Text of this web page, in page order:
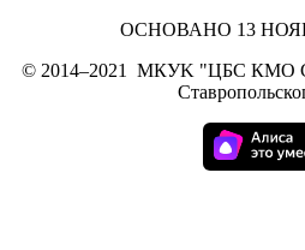
ОСНОВАНО 13
© 2014–2021
МКУK "ЦБС КМО